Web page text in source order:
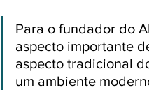
Para o fundador do
aspecto importante
aspecto tradicional
um ambiente